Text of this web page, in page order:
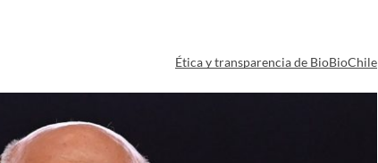
Ética y transparencia de BioBioChile